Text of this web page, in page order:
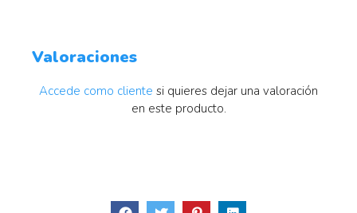
Valoraciones
Accede como cliente si quieres dejar una valoración
en este producto.